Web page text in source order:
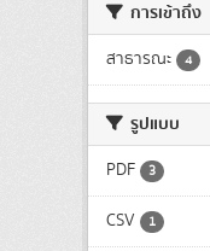
การเข้าถึง
สาธารณะ 4
รูปแบบ
PDF 3
CSV 1